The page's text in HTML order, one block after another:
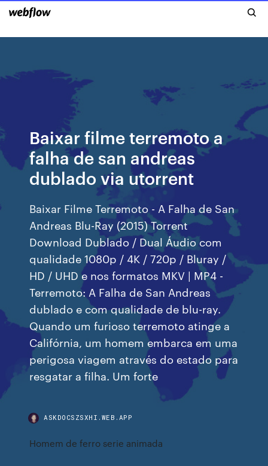
Baixar filme terremoto a
falha de san andreas
dublado via utorrent
Baixar Filme Terremoto - A Falha de San
Andreas Blu-Ray (2015) Torrent
Download Dublado / Dual Áudio com
qualidade 1080p / 4K / 720p / Bluray /
HD / UHD e nos formatos MKV | MP4 -
Terremoto: A Falha de San Andreas
dublado e com qualidade de blu-ray.
Quando um furioso terremoto atinge a
Califórnia, um homem embarca em uma
perigosa viagem através do estado para
resgatar a filha. Um forte
ASKDOCSZSXHI.WEB.APP
Homem de ferro serie animada